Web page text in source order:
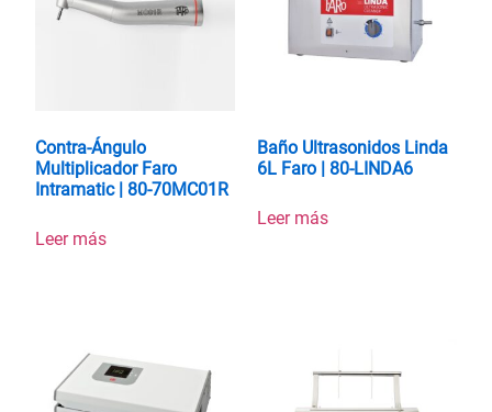
Contra-Ángulo
Multiplicador Faro
Intramatic | 80-70MC01R
Leer más
Baño Ultrasonidos Linda
6L Faro | 80-LINDA6
Leer más